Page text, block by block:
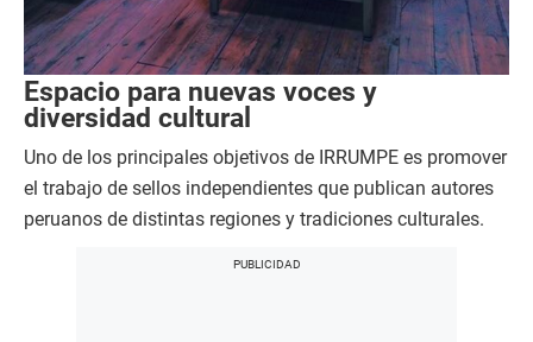
Espacio para nuevas voces y
diversidad cultural
Uno de los principales objetivos de IRRUMPE es promover
el trabajo de sellos independientes que publican autores
peruanos de distintas regiones y tradiciones culturales.